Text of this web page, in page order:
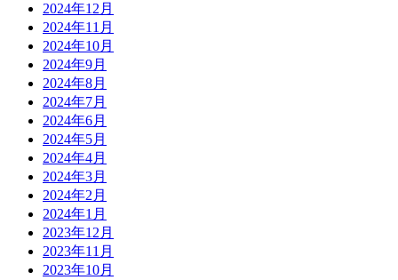
2024年12月
2024年11月
2024年10月
2024年9月
2024年8月
2024年7月
2024年6月
2024年5月
2024年4月
2024年3月
2024年2月
2024年1月
2023年12月
2023年11月
2023年10月